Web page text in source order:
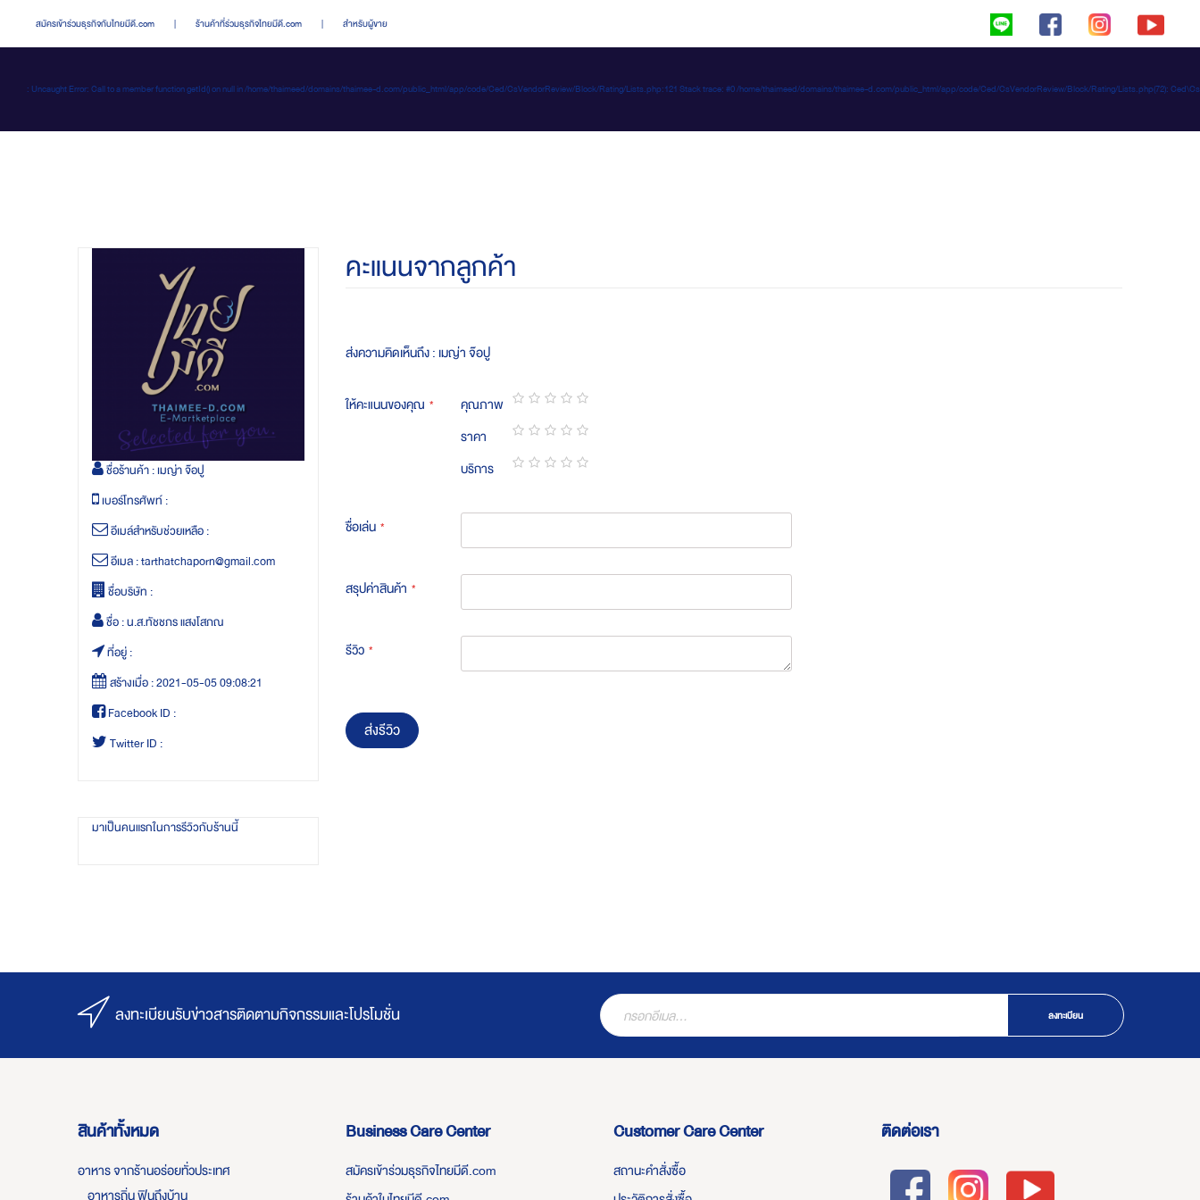
สมัครเข้าร่วมธุรกิจกับไทยมีดี.com | ร้านค้าที่ร่วมธุรกิจไทยมีดี.com | สำหรับผู้ขาย
: Uncaught Error: Call to a member function getId() on null in /home/thaimeed/domains/thaimee-d.com/public_html/app/code/Ced/CsVendorReview/Block/Rating/Lists.php:121 Stack trace: #0 /home/thaimeed/domains/thaimee-d.com/public_html/app/code/Ced/CsVendorReview/Block/Rating/Lists.php(72):
ชื่อร้านค้า :เมญ่า จ๊อปู
เบอร์โทรศัพท์ :
อีเมล์สำหรับช่วยเหลือ :
อีเมล :tarthatchaporn@gmail.com
ชื่อบริษัท :
ชื่อ :น.ส.ทัชชภร แสงโสภณ
ที่อยู่ :
สร้างเมื่อ :2021-05-05 09:08:21
Facebook ID :
Twitter ID :
มาเป็นคนแรกในการรีวิวกับร้านนี้
คะแนนจากลูกค้า
ส่งความคิดเห็นถึง : เมญ่า จ๊อปู
ให้คะแนนของคุณ คุณภาพ
1
star
2
stars
3
stars
4
stars
5
stars
ราคา
1
star
2
stars
3
stars
4
stars
5
stars
บริการ
ชื่อเล่น
สรุปค่าสินค้า
รีวิว
ส่งรีวิว
ลงทะเบียนรับข่าวสารติดตามกิจกรรมและโปรโมชั่น ลงทะเบียน
สินค้าทั้งหมด
อาหาร จากร้านอร่อยทั่วประเทศ
อาหารถิ่น ฟินถึงบ้าน
Business Care Center
สมัครเข้าร่วมธุรกิจไทยมีดี.com
Customer Care Center
สถานะคำสั่งซื้อ
ติดต่อเรา